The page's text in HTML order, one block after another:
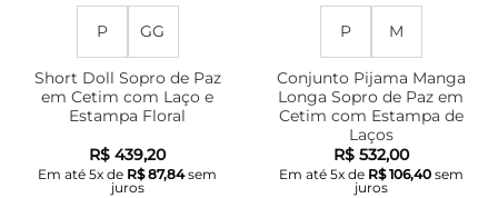
P GG
Short Doll Sopro de Paz
em Cetim com Laço e
Estampa Floral
R$ 439,20
Em até 5x de R$87,84sem
juros
P M
Conjunto Pijama Manga
Longa Sopro de Paz em
Cetim com Estampa de
Laços
R$532,00
Em até 5x de R$106,40sem
juros